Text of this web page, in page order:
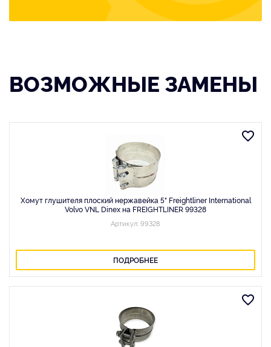
ВОЗМОЖНЫЕ ЗАМЕНЫ
Хомут глушителя плоский нержавейка 5" Freightliner International
Volvo VNL Dinex на FREIGHTLINER 99328
Артикул: 99328
ПОДРОБНЕЕ